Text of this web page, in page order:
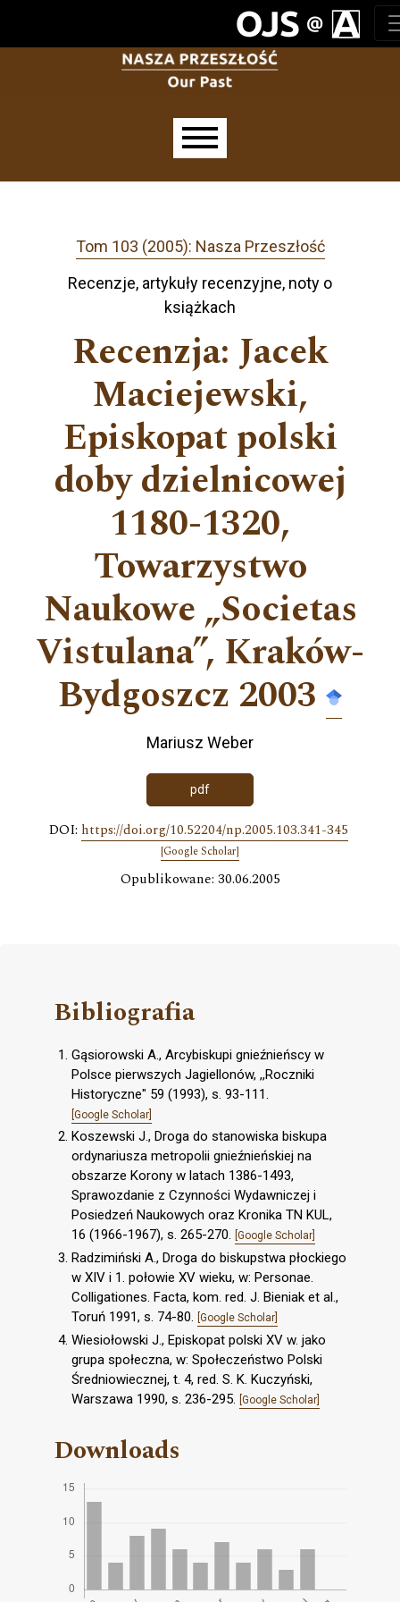
Tom 103 (2005): Nasza Przeszłość
Recenzje, artykuły recenzyjne, noty o
książkach
Recenzja: Jacek
Maciejewski,
Episkopat polski
doby dzielnicowej
1180-1320,
Towarzystwo
Naukowe „Societas
Vistulana”, Kraków-
Bydgoszcz 2003
Mariusz Weber
pdf
DOI: https://doi.org/10.52204/np.2005.103.341-345
[Google Scholar]
Opublikowane: 30.06.2005
Bibliografia
Gąsiorowski A., Arcybiskupi gnieźnieńscy w
Polsce pierwszych Jagiellonów, ,,Roczniki
Historyczne" 59 (1993), s. 93-111.
[Google Scholar]
Koszewski J., Droga do stanowiska biskupa
ordynariusza metropolii gnieźnieńskiej na
obszarze Korony w latach 1386-1493,
Sprawozdanie z Czynności Wydawniczej i
Posiedzeń Naukowych oraz Kronika TN KUL,
16 (1966-1967), s. 265-270. [Google Scholar]
Radzimiński A., Droga do biskupstwa płockiego
w XIV i 1. połowie XV wieku, w: Personae.
Colligationes. Facta, kom. red. J. Bieniak et al.,
Toruń 1991, s. 74-80. [Google Scholar]
Wiesiołowski J., Episkopat polski XV w. jako
grupa społeczna, w: Społeczeństwo Polski
Średniowiecznej, t. 4, red. S. K. Kuczyński,
Warszawa 1990, s. 236-295. [Google Scholar]
Downloads